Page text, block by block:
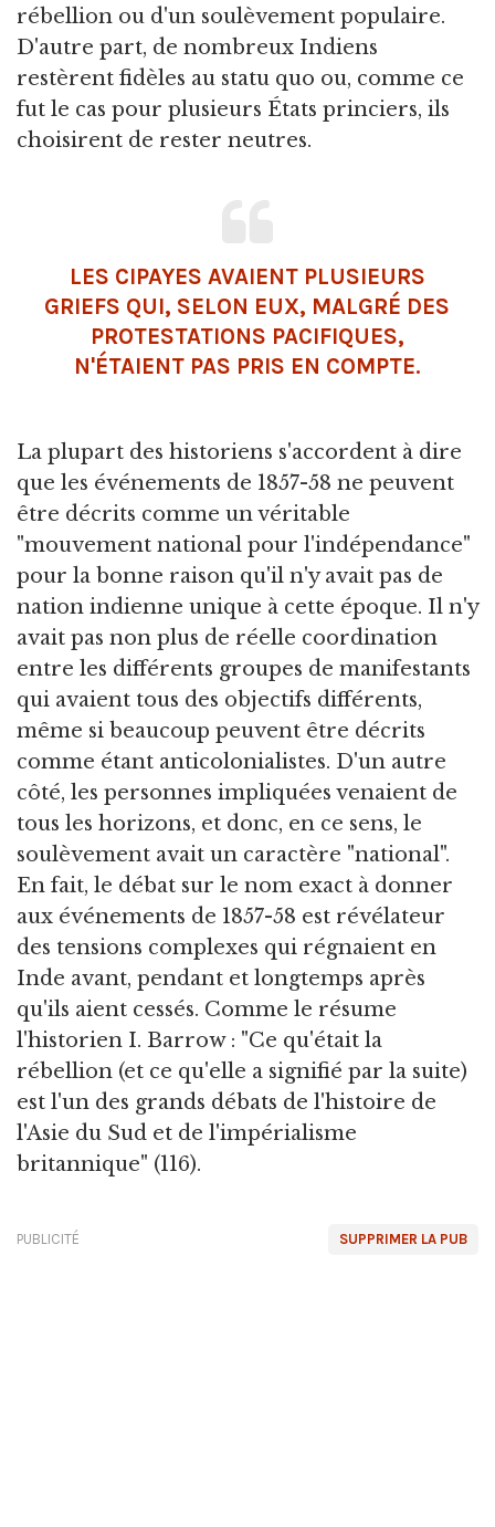
rébellion ou d'un soulèvement populaire.
D'autre part, de nombreux Indiens
restèrent fidèles au statu quo ou, comme ce
fut le cas pour plusieurs États princiers, ils
choisirent de rester neutres.
LES CIPAYES AVAIENT PLUSIEURS
GRIEFS QUI, SELON EUX, MALGRÉ DES
PROTESTATIONS PACIFIQUES,
N'ÉTAIENT PAS PRIS EN COMPTE.
La plupart des historiens s'accordent à dire
que les événements de 1857-58 ne peuvent
être décrits comme un véritable
"mouvement national pour l'indépendance"
pour la bonne raison qu'il n'y avait pas de
nation indienne unique à cette époque. Il n'y
avait pas non plus de réelle coordination
entre les différents groupes de manifestants
qui avaient tous des objectifs différents,
même si beaucoup peuvent être décrits
comme étant anticolonialistes. D'un autre
côté, les personnes impliquées venaient de
tous les horizons, et donc, en ce sens, le
soulèvement avait un caractère "national".
En fait, le débat sur le nom exact à donner
aux événements de 1857-58 est révélateur
des tensions complexes qui régnaient en
Inde avant, pendant et longtemps après
qu'ils aient cessés. Comme le résume
l'historien I. Barrow : "Ce qu'était la
rébellion (et ce qu'elle a signifié par la suite)
est l'un des grands débats de l'histoire de
l'Asie du Sud et de l'impérialisme
britannique" (116).
SUPPRIMER LA PUB
PUBLICITÉ